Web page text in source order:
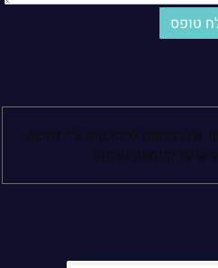
את התמונה לרלוונטית ע"י לחיצה
על התמונה עצמה.